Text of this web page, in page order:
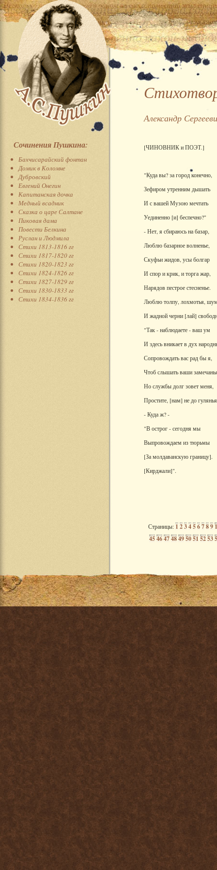
Сочинения Пушкина:
Бахчисарайский фонтан
Домик в Коломне
Дубровский
Евгений Онегин
Капитанская дочка
Медный всадник
Сказка о царе Салтане
Пиковая дама
Повести Белкина
Руслан и Людмила
Стихи 1813-1816 гг
Стихи 1817-1820 гг
Стихи 1820-1823 гг
Стихи 1824-1826 гг
Стихи 1827-1829 гг
Стихи 1830-1833 гг
Стихи 1834-1836 гг
Александр
[ЧИНОВНИК и ПОЭТ.]
"Куда вы? за город конечно,
Зефиром утренним дышать
И с вашей Музою мечтать
Уединенно [и] беспечно?"
- Нет, я сбираюсь на базар,
Люблю базарное волненье,
Скуфьи жидов, усы болгар
И спор и крик, и торга жар,
Нарядов пестрое стесненье.
Люблю толпу, лохмотья,
И жадной черни [лай]
"Так - наблюдаете - ваш ум
И здесь вникает в дух
Сопровождать вас рад бы я,
Чтоб слышать ваши
Но службы долг зовет меня,
Простите, [нам] не до
- Куда ж? -
"В острог - сегодня мы
Выпровождаем из тюрьмы
[За молдаванскую границу].
[Кирджали]".
Страницы:1 23456789
454647484950515253